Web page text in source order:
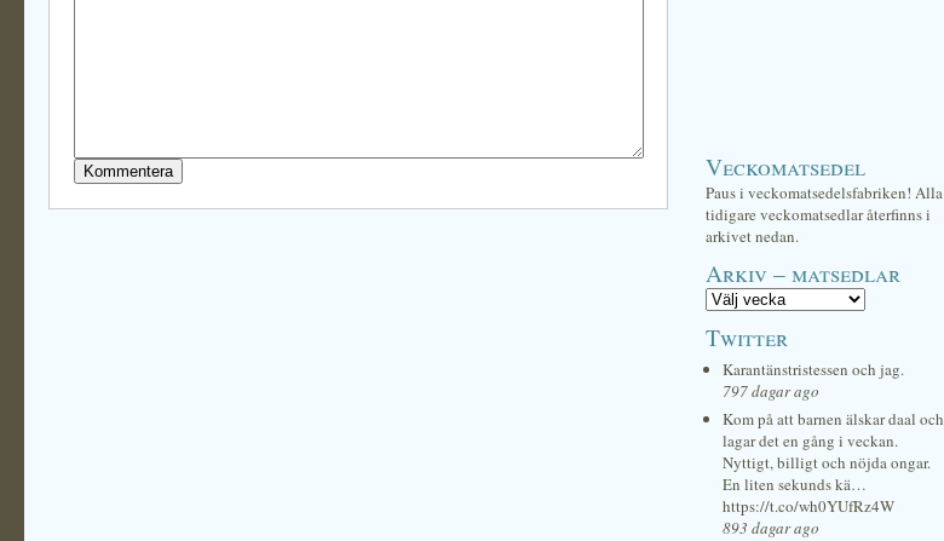
Veckomatsedel
Paus i veckomatsedelsfabriken! Alla
tidigare veckomatsedlar återfinns i
arkivet nedan.
Arkiv – matsedlar
Twitter
Karantänstristessen och jag.
797 dagar ago
Kom på att barnen älskar daal och
lagar det en gång i veckan.
Nyttigt, billigt och nöjda ongar.
En liten sekunds kä…
https://t.co/wh0YUfRz4W
893 dagar ago